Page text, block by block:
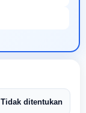
Tidak ditentukan